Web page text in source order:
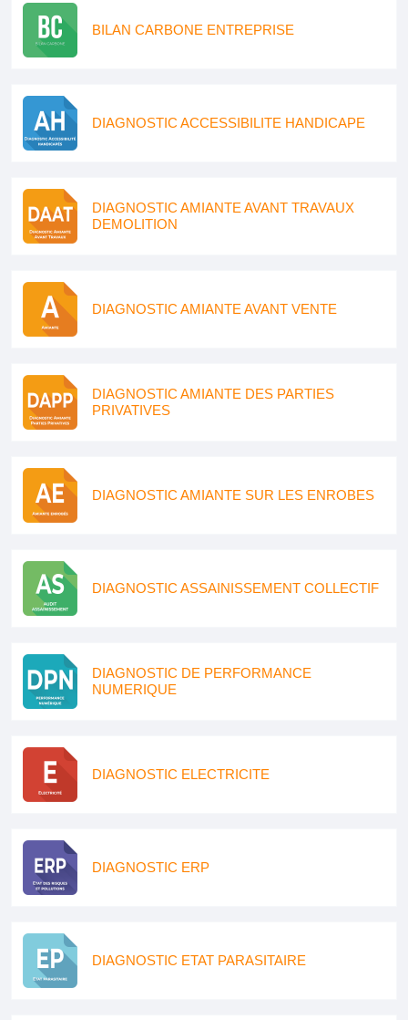
BILAN CARBONE ENTREPRISE
DIAGNOSTIC ACCESSIBILITE HANDICAPE
DIAGNOSTIC AMIANTE AVANT TRAVAUX
DEMOLITION
DIAGNOSTIC AMIANTE AVANT VENTE
DIAGNOSTIC AMIANTE DES PARTIES
PRIVATIVES
DIAGNOSTIC AMIANTE SUR LES ENROBES
DIAGNOSTIC ASSAINISSEMENT COLLECTIF
DIAGNOSTIC DE PERFORMANCE
NUMERIQUE
DIAGNOSTIC ELECTRICITE
DIAGNOSTIC ERP
DIAGNOSTIC ETAT PARASITAIRE